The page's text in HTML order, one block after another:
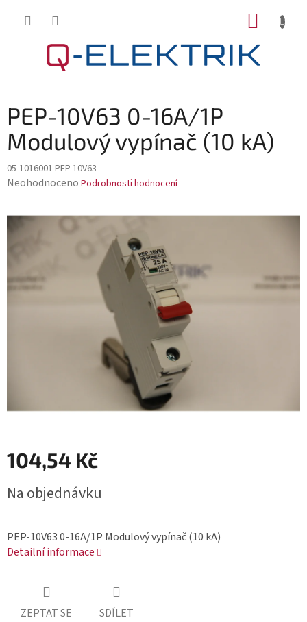
PEP-10V63 0-16A/1P
Modulový vypínač (10 kA)
05-1016001 PEP 10V63
Průměrné
produktu
je
hvězdiček.
Neohodnoceno Podrobnosti hodnocení
104,54 Kč
cena:
Na objednávku
PEP-10V63 0-16A/1P Modulový vypínač (10 kA)
Detailní informace
ZEPTAT SE SDÍLET